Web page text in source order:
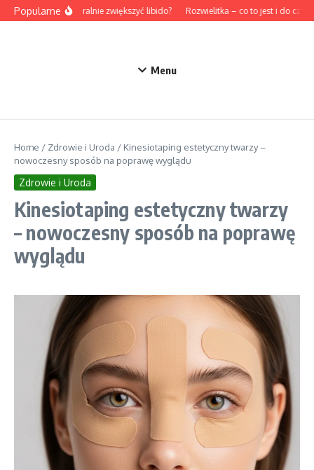
Przejdź do treści
PopularneJak naturalnie zwiększyć libido? Rozwielitka – co to jest i do czego
Menu
Home / Zdrowie i Uroda / Kinesiotaping estetyczny twarzy –
nowoczesny sposób na poprawę wyglądu
Zdrowie i Uroda
Kinesiotaping estetyczny twarzy
– nowoczesny sposób na poprawę
wyglądu